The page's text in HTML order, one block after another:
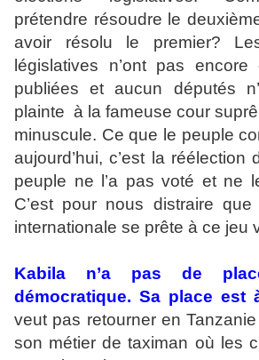
prétendre résoudre le
avoir résolu le premier?
législatives n’ont pas encore
publiées et aucun députés
plainte à la fameuse cour
minuscule. Ce que le peuple
aujourd’hui, c’est la réélection
peuple ne l’a pas voté et ne
C’est pour nous distraire
internationale se prête à ce jeu
Kabila n’a pas de
démocratique. Sa place est
veut pas retourner en
son métier de taximan où les